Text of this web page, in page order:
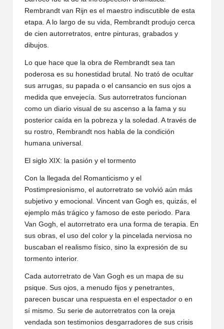
Rembrandt van Rijn es el maestro indiscutible de esta
etapa. A lo largo de su vida, Rembrandt produjo cerca
de cien autorretratos, entre pinturas, grabados y
dibujos.
Lo que hace que la obra de Rembrandt sea tan
poderosa es su honestidad brutal. No trató de ocultar
sus arrugas, su papada o el cansancio en sus ojos a
medida que envejecía. Sus autorretratos funcionan
como un diario visual de su ascenso a la fama y su
posterior caída en la pobreza y la soledad. A través de
su rostro, Rembrandt nos habla de la condición
humana universal.
El siglo XIX: la pasión y el tormento
Con la llegada del Romanticismo y el
Postimpresionismo, el autorretrato se volvió aún más
subjetivo y emocional. Vincent van Gogh es, quizás, el
ejemplo más trágico y famoso de este periodo. Para
Van Gogh, el autorretrato era una forma de terapia. En
sus obras, el uso del color y la pincelada nerviosa no
buscaban el realismo físico, sino la expresión de su
tormento interior.
Cada autorretrato de Van Gogh es un mapa de su
psique. Sus ojos, a menudo fijos y penetrantes,
parecen buscar una respuesta en el espectador o en
sí mismo. Su serie de autorretratos con la oreja
vendada son testimonios desgarradores de sus crisis